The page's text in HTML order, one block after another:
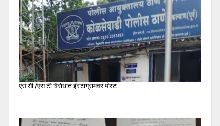
एस सी /एस टी विरोधात इंस्टाग्रामवर पोस्ट